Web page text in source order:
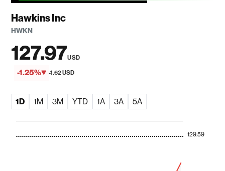
Hawkins Inc
HWKN
127.97USD
-1.25% -1.62 USD
1D 1M 3M YTD 1A 3A 5A
129.59